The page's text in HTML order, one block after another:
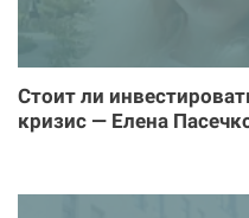
Стоит ли
кризис — Елена